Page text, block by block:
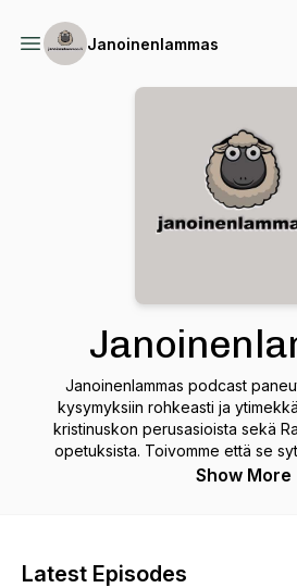
Janoinenlammas
Janoinenlammas podcast
kysymyksiin rohkeasti ja
kristinuskon perusasioista sekä
opetuksista. Toivomme että se
lukemaan tätä ainutlaatuista kirjaa,
Show More
Latest Episodes